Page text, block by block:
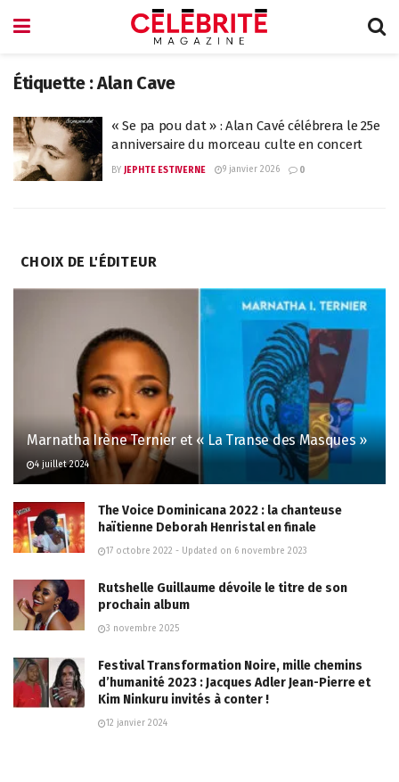
Étiquette :Alan Cave
« Se pa pou dat » : Alan Cavé célébrera le 25e
anniversaire du morceau culte en concert
BY JEPHTE ESTIVERNE 9 janvier 2026 0
CHOIX DE L'ÉDITEUR
Marnatha Irène Ternier et « La Transe des Masques »
4 juillet 2024
The Voice Dominicana 2022 : la chanteuse
haïtienne Deborah Henristal en finale
17 octobre 2022 - Updated on 6 novembre 2023
Rutshelle Guillaume dévoile le titre de son
prochain album
3 novembre 2025
Festival Transformation Noire, mille chemins
d’humanité 2023 : Jacques Adler Jean-Pierre et
Kim Ninkuru invités à conter !
12 janvier 2024